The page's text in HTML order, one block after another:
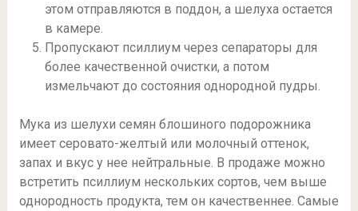
этом отправляются в поддон, а шелуха остается
в камере.
Пропускают псиллиум через сепараторы для
более качественной очистки, а потом
измельчают до состояния однородной пудры.
Мука из шелухи семян блошиного подорожника
имеет серовато-желтый или молочный оттенок,
запах и вкус у нее нейтральные. В продаже можно
встретить псиллиум нескольких сортов, чем выше
однородность продукта, тем он качественнее. Самые